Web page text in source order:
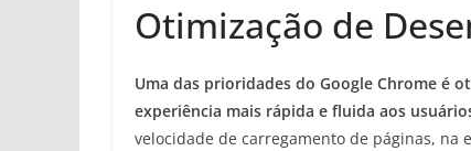
Otimização de
Uma das prioridades do Google Chrome é
experiência mais rápida e fluida aos
velocidade de carregamento de páginas, na